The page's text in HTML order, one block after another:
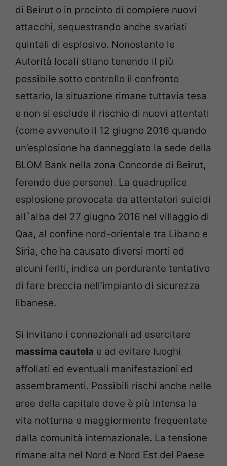
di Beirut o in procinto di compiere nuovi
attacchi, sequestrando anche svariati
quintali di esplosivo. Nonostante le
Autorità locali stiano tenendo il più
possibile sotto controllo il confronto
settario, la situazione rimane tuttavia tesa
e non si esclude il rischio di nuovi attentati
(come avvenuto il 12 giugno 2016 quando
un’esplosione ha danneggiato la sede della
BLOM Bank nella zona Concorde di Beirut,
ferendo due persone). La quadruplice
esplosione provocata da attentatori suicidi
all`alba del 27 giugno 2016 nel villaggio di
Qaa, al confine nord-orientale tra Libano e
Siria, che ha causato diversi morti ed
alcuni feriti, indica un perdurante tentativo
di fare breccia nell’impianto di sicurezza
libanese.
Si invitano i connazionali ad esercitare
massima cautela e ad evitare luoghi
affollati ed eventuali manifestazioni ed
assembramenti. Possibili rischi anche nelle
aree della capitale dove è più intensa la
vita notturna e maggiormente frequentate
dalla comunità internazionale. La tensione
rimane alta nel Nord e Nord Est del Paese